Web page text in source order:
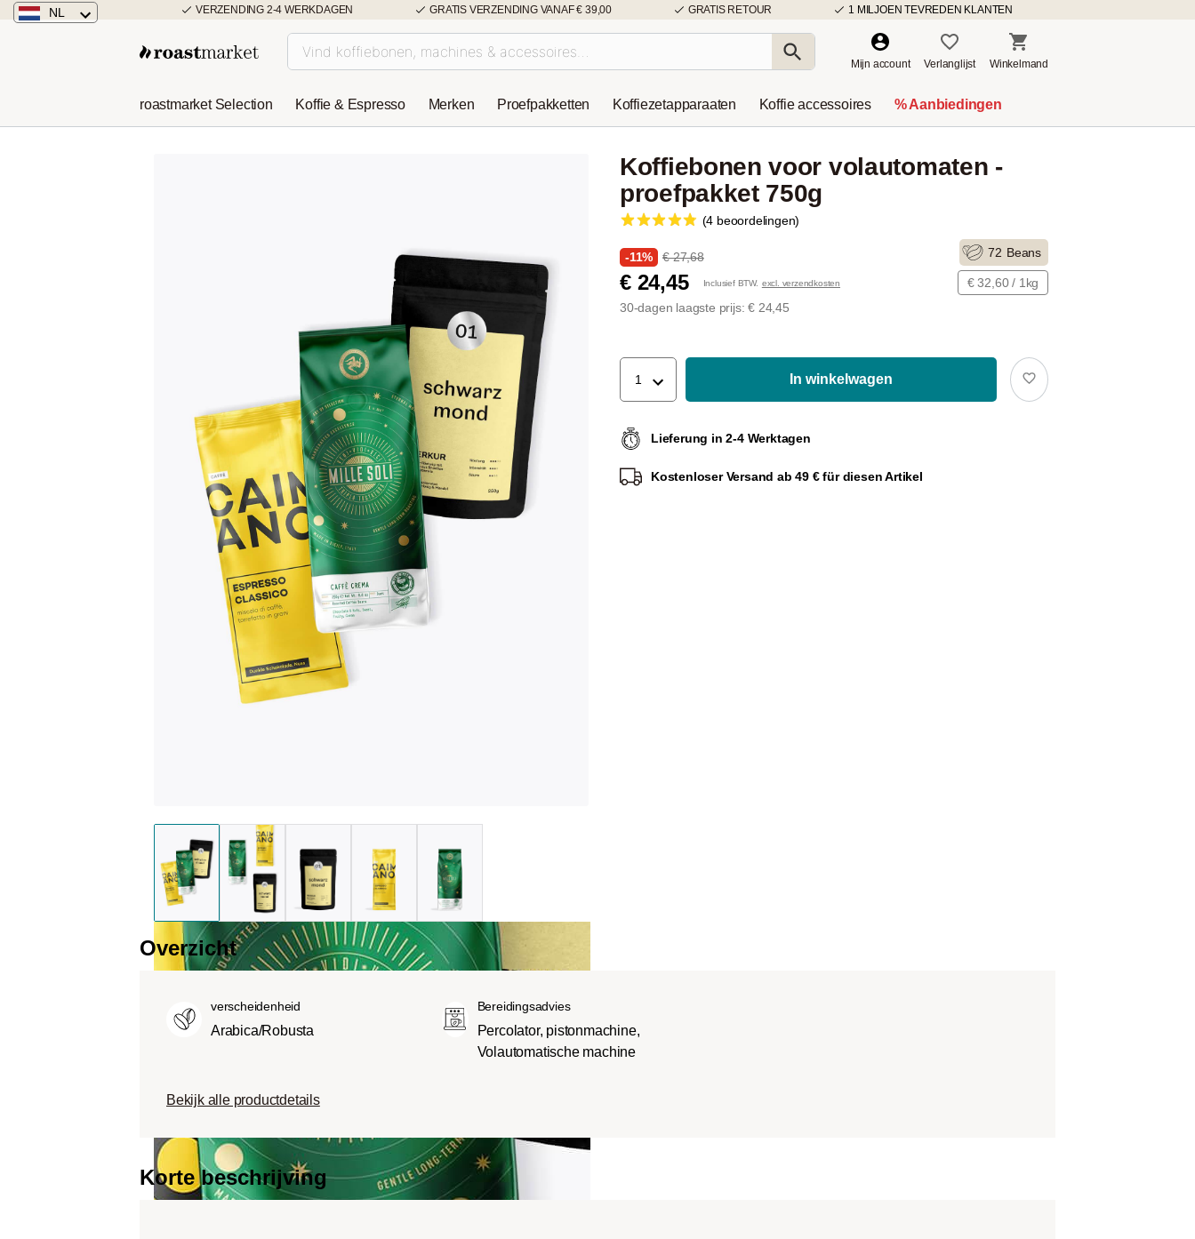
VERZENDING 2-4 WERKDAGEN GRATIS VERZENDING VANAF € 39,00 GRATIS RETOUR 1 MILJOEN TEVREDEN KLANTEN
NL
Österreich
Mijn account Verlanglijst Winkelmand
roastmarket Selection Koffie & Espresso Merken Proefpakketten Koffiezetapparaaten Koffie accessoires % Aanbiedingen
Koffiebonen voor volautomaten -
proefpakket 750g
(4 beoordelingen)
-11% € 27,68
€ 24,45 Inclusief BTW. excl. verzendkosten
30-dagen laagste prijs: € 24,45
72 Beans
€ 32,60 / 1kg
1 In winkelwagen
Lieferung in 2-4 Werktagen
Kostenloser Versand ab 49 € für diesen Artikel
Overzicht
verscheidenheid
Arabica/Robusta
Bereidingsadvies
Percolator, pistonmachine,
Volautomatische machine
Bekijk alle productdetails
Korte beschrijving